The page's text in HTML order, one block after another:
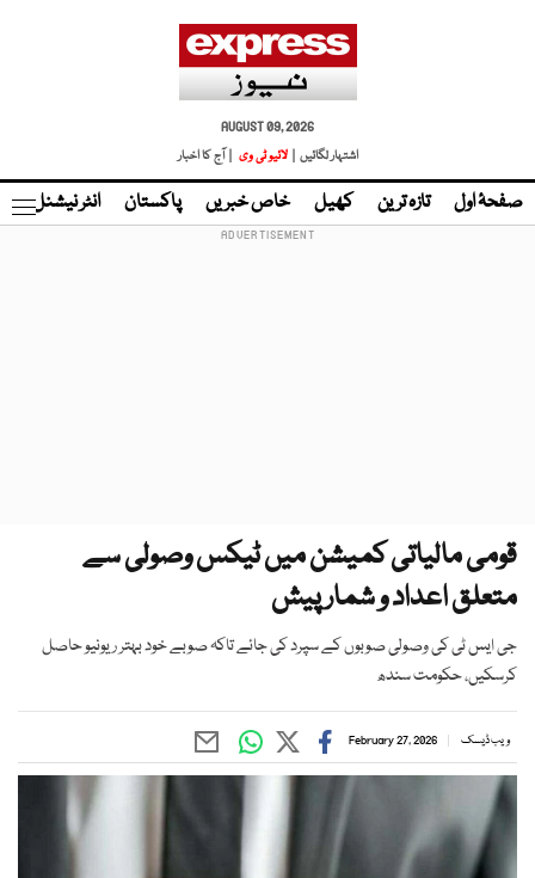
AUGUST 09, 2026
اشتہار لگائیں |
لائیو ٹی وی | آج کا اخبار
صفحۂ اول تازہ ترین کھیل خاص خبریں پاکستان انٹر نیشنل
قومی مالیاتی کمیشن میں ٹیکس وصولی سے
متعلق اعداد و شمار پیش
جی ایس ٹی کی وصولی صوبوں کے سپرد کی جائے تاکہ صوبے خود بہتر ریونیو حاصل
کرسکیں، حکومت سندھ
ویب ڈیسک February 27, 2026